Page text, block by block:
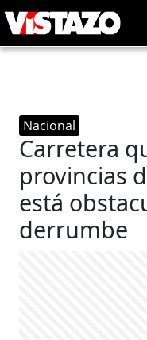
Nacional
Carretera
provincias
está
derrumbe